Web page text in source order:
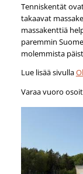
Tenniskentät
takaavat
massakenttiä
paremmin
molemmista
Lue lisää sivulla
Varaa vuoro